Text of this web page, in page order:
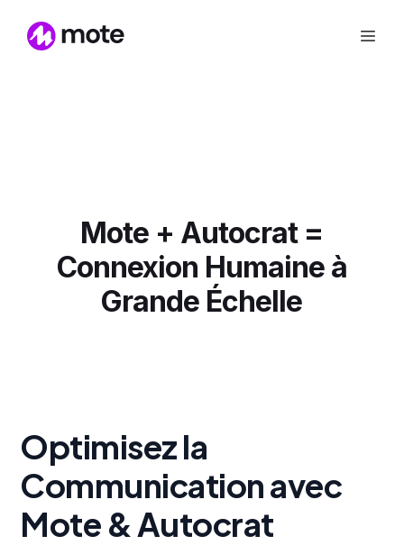
Mote + Autocrat =
Connexion Humaine à
Grande Échelle
Optimisez la
Communication avec
Mote & Autocrat